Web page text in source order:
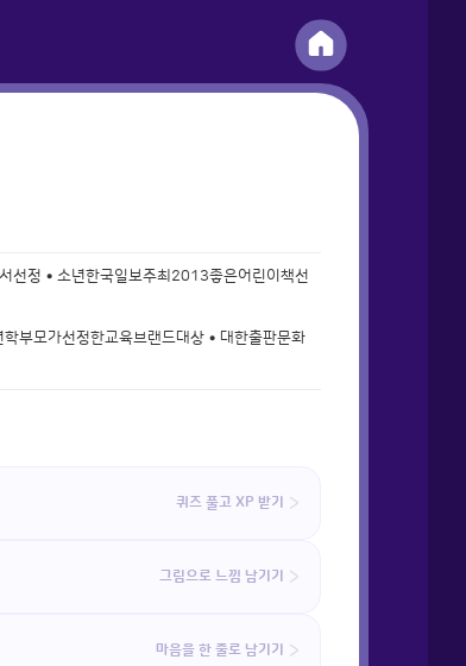
선정 • 소년한국일보주최2013좋은어린이책선
부모가선정한교육브랜드대상 • 대한출판문화
퀴즈 풀고 XP 받기
그림으로 느낌 남기기
마음을 한 줄로 남기기